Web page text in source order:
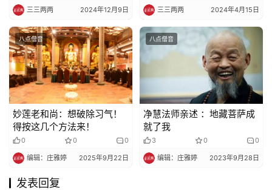
三三两两 2024年12月9日 三三两两 2024年4月15日
八点僧音
妙莲老和尚：想破除习气！
得按这几个方法来！
0 0 0
编辑：庄雅婷 2025年9月22日
八点僧音
净慧法师亲述 ：地藏菩萨成
就了我
3 0 0
编辑：庄雅婷 2023年9月28日
发表回复